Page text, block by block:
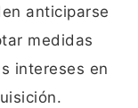
anticiparse
medidas
intereses en